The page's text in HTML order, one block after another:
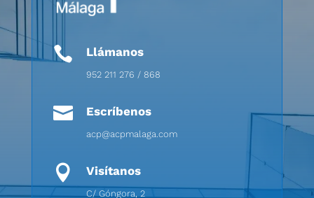
 Llámanos
952 211 276 / 868
 Escríbenos
acp@acpmalaga.com
 Visítanos
C/ Góngora, 2